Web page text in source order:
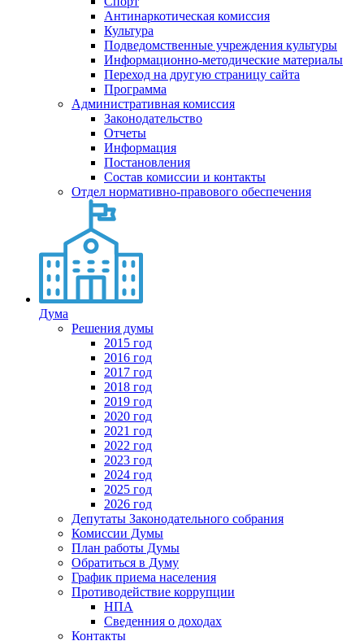
Антинаркотическая комиссия
Культура
Подведомственные учреждения культуры
Информационно-методические материалы
Переход на другую страницу сайта
Программа
Административная комиссия
Законодательство
Отчеты
Информация
Постановления
Состав комиссии и контакты
Отдел нормативно-правового обеспечения
Дума
Решения думы
2015 год
2016 год
2017 год
2018 год
2019 год
2020 год
2021 год
2022 год
2023 год
2024 год
2025 год
2026 год
Депутаты Законодательного собрания
Комиссии Думы
План работы Думы
Обратиться в Думу
График приема населения
Противодействие коррупции
НПА
Сведенния о доходах
Контакты